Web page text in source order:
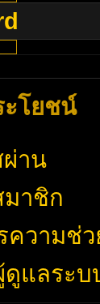
โยชน์
าน
าชิก
ความช่ว
แลระบ